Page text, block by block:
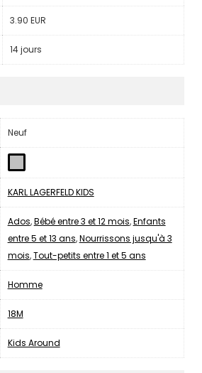
3.90 EUR
14 jours
Neuf
KARL LAGERFELD KIDS
Ados,Bébé entre 3 et 12 mois,Enfants
entre 5 et 13 ans,Nourrissons jusqu'à 3
mois,Tout-petits entre 1 et 5 ans
Homme
18M
Kids Around